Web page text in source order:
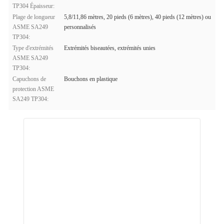
TP304 Épaisseur:
Plage de longueur
ASME SA249
TP304:
5,8/11,86 mètres, 20 pieds (6 mètres), 40 pieds (12 mètres) ou
personnalisés
Type d'extrémités
ASME SA249
TP304:
Extrémités biseautées, extrémités unies
Capuchons de
protection ASME
SA249 TP304:
Bouchons en plastique